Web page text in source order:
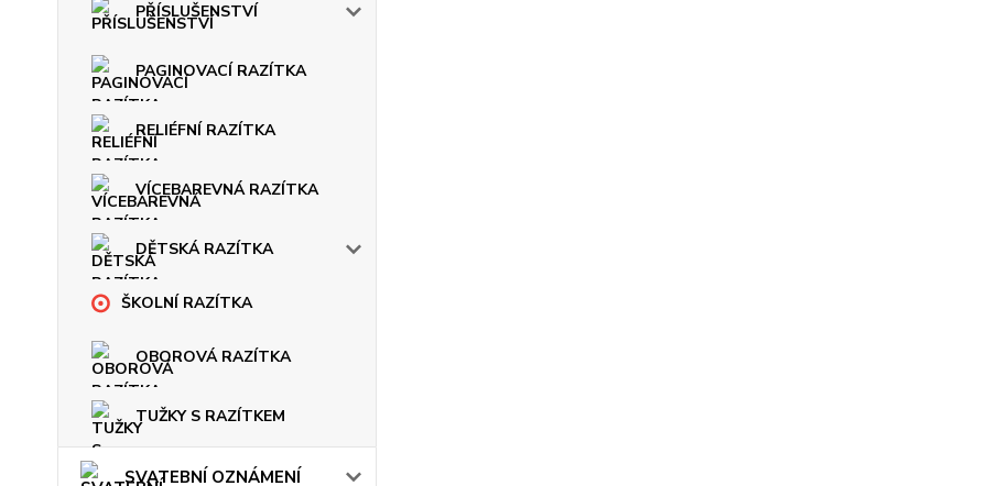
PŘÍSLUŠENSTVÍ
PAGINOVACÍ RAZÍTKA
RELIÉFNÍ RAZÍTKA
VÍCEBAREVNÁ RAZÍTKA
DĚTSKÁ RAZÍTKA
ŠKOLNÍ RAZÍTKA
OBOROVÁ RAZÍTKA
TUŽKY S RAZÍTKEM
SVATEBNÍ OZNÁMENÍ